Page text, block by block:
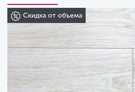
Скидка от объема